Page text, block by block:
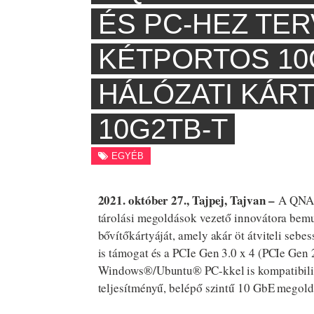
ÉS PC-HEZ
KÉTPORTOS
HÁLÓZATI
10G2TB-T
EGYÉB
2021. október 27., Tajpej, Tajvan –A
tárolási megoldások vezető innovátora
bővítőkártyáját, amely akár öt átviteli
is támogat és a PCIe Gen 3.0 x 4 (PCIe
Windows®/Ubuntu® PC-kkel is
teljesítményű, belépő szintű 10 GbE